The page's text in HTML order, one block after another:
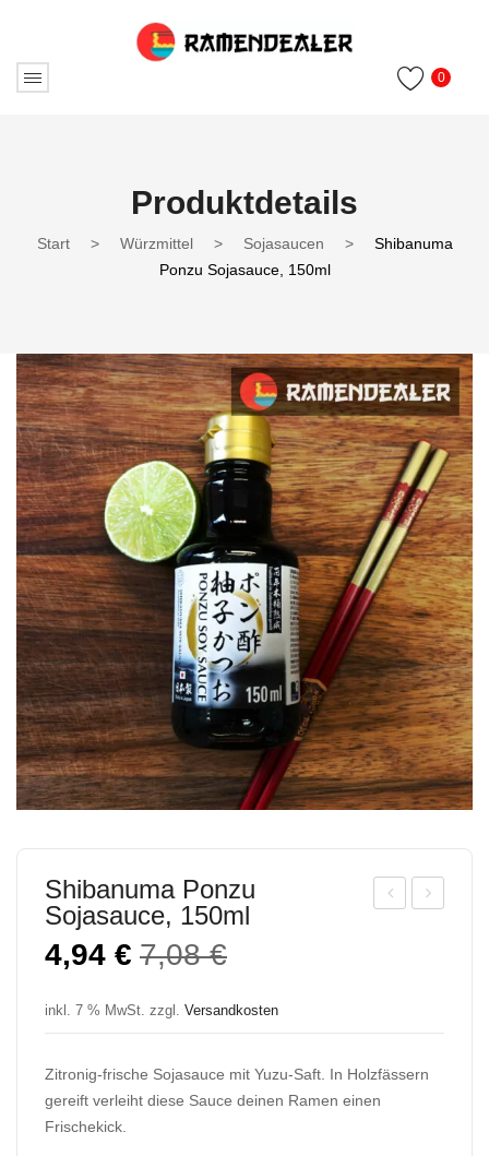
0
Produktdetails
Start > Würzmittel > Sojasaucen >
Shibanuma
Ponzu Sojasauce, 150ml
Soj
asa
Füll
Shibanuma Ponzu
Sojasauce, 150ml
7,08€Ursprünglicher
war:
7,08 €
4,94 €
Aktueller
ist:
4,94 €.
inkl. 7 % MwSt. zzgl. Versandkosten
Zitronig-frische Sojasauce mit Yuzu-Saft. In Holzfässern
gereift verleiht diese Sauce deinen Ramen einen
Frischekick.